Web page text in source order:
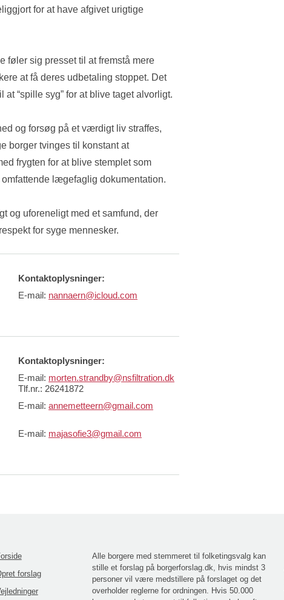
for at have afgivet urigtige
føler sig presset til at fremstå mere
at få deres udbetaling stoppet. Det
“spille syg” for at blive taget alvorligt.
og forsøg på et værdigt liv straffes,
borger tvinges til konstant at
frygten for at blive stemplet som
lægefaglig dokumentation.
og uforeneligt med et samfund, der
for syge mennesker.
Kontaktoplysninger:
E-mail: nannaern@icloud.com
Kontaktoplysninger:
E-mail: morten.strandby@nsfiltration.dk
Tlf.nr.: 26241872
E-mail: annemetteern@gmail.com
E-mail: majasofie3@gmail.com
forslag
Alle borgere med stemmeret til folketingsvalg kan
stille et forslag på borgerforslag.dk, hvis mindst 3
personer vil være medstillere på forslaget og det
overholder reglerne for ordningen. Hvis 50.000